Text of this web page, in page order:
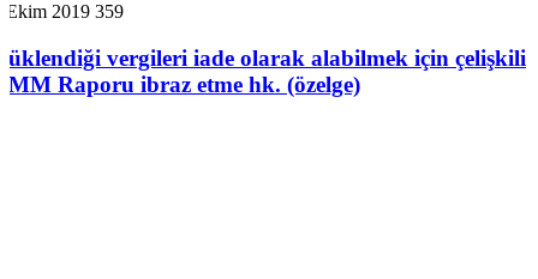
Ekim 2019 359
vergileri iade olarak alabilmek için çelişkili
Raporu ibraz etme hk. (özelge)